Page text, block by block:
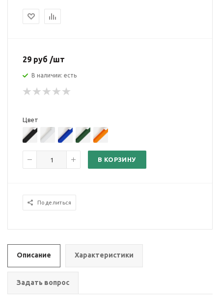
29 руб /шт
В наличии: есть
Цвет
В КОРЗИНУ
Поделиться
Описание Характеристики
Задать вопрос